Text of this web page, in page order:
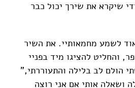
שיקרא את שירך יכול כבר
לשמע מחמאותיי. את השיר
והחליט להציגו מיד בפניי
הולם לב בלילה והתעוררתי,"
ושאלה אותי אם אני רוצה